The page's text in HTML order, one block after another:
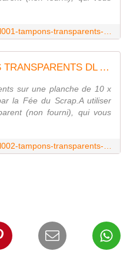
FDSTTDL002 : TAMPONS TRANSPARENTS DL ARTISTE 2 FEE DU SCRAP
sur une planche de 10 x
la Fée du Scrap.A utiliser
(non fourni), qui vous